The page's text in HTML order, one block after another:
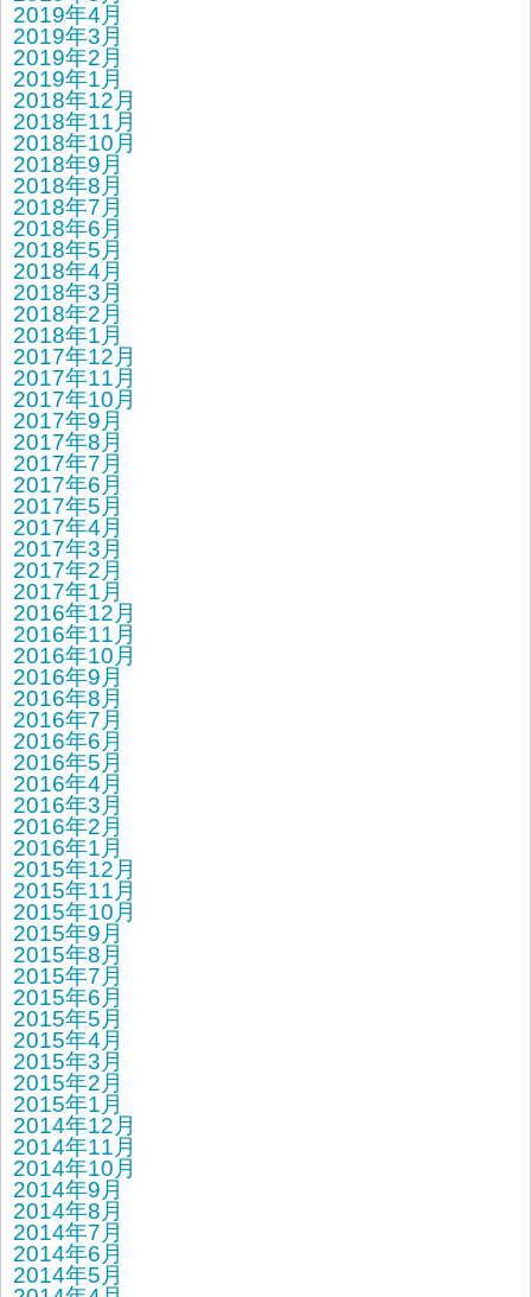
2019年4月
2019年3月
2019年2月
2019年1月
2018年12月
2018年11月
2018年10月
2018年9月
2018年8月
2018年7月
2018年6月
2018年5月
2018年4月
2018年3月
2018年2月
2018年1月
2017年12月
2017年11月
2017年10月
2017年9月
2017年8月
2017年7月
2017年6月
2017年5月
2017年4月
2017年3月
2017年2月
2017年1月
2016年12月
2016年11月
2016年10月
2016年9月
2016年8月
2016年7月
2016年6月
2016年5月
2016年4月
2016年3月
2016年2月
2016年1月
2015年12月
2015年11月
2015年10月
2015年9月
2015年8月
2015年7月
2015年6月
2015年5月
2015年4月
2015年3月
2015年2月
2015年1月
2014年12月
2014年11月
2014年10月
2014年9月
2014年8月
2014年7月
2014年6月
2014年5月